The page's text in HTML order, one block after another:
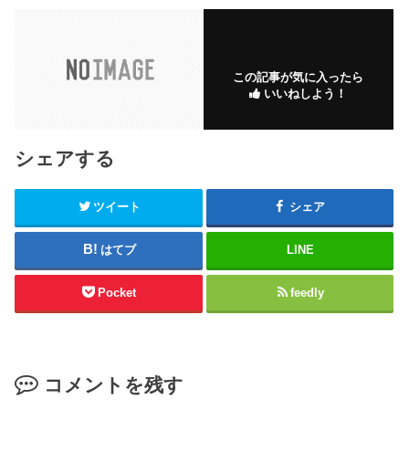
この記事が気に入ったら
いいねしよう！
シェアする
ツイート シェア
はてブ LINE
Pocket feedly
コメントを残す